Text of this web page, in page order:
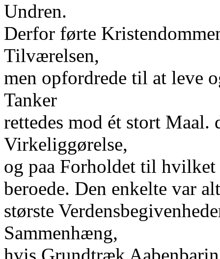
Undren.
Derfor førte
Tilværelsen,
men opfordrede til at leve
Tanker
rettedes mod ét stort Maal.
Virkeliggørelse,
og paa Forholdet til hvilket
beroede. Den enkelte var
største
Sammenhæng,